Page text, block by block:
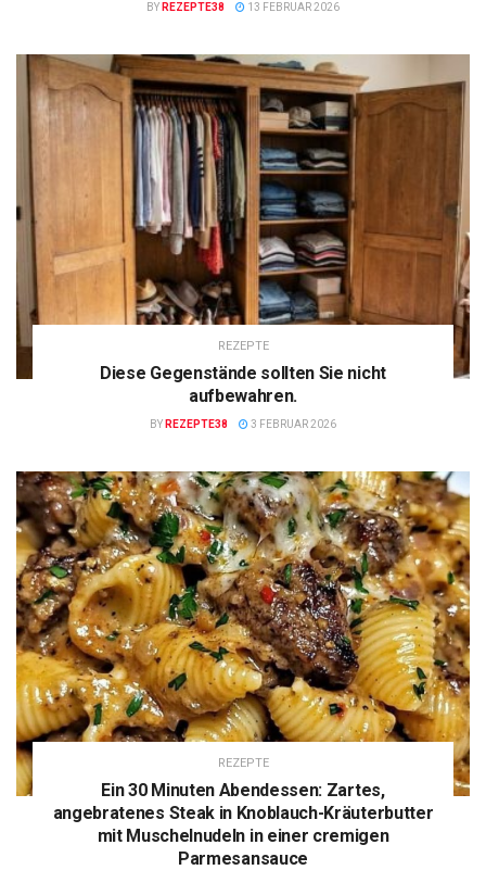
BY REZEPTE38 13 FEBRUAR 2026
REZEPTE
Diese Gegenstände sollten Sie nicht
aufbewahren.
BY REZEPTE38 3 FEBRUAR 2026
REZEPTE
Ein 30 Minuten Abendessen: Zartes,
angebratenes Steak in Knoblauch-Kräuterbutter
mit Muschelnudeln in einer cremigen
Parmesansauce